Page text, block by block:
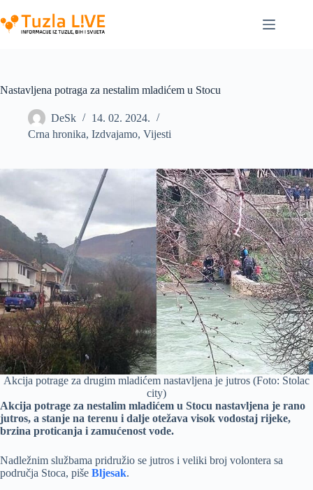
to
content
Nastavljena potraga za nestalim mladićem u Stocu
DeSk
14. 02. 2024.
Crna hronika, Izdvajamo, Vijesti
Akcija potrage za drugim mladićem nastavljena je jutros (Foto: Stolac
city)
Akcija potrage za nestalim mladićem u Stocu nastavljena je rano
jutros, a stanje na terenu i dalje otežava visok vodostaj rijeke,
brzina proticanja i zamućenost vode.
Nadležnim službama pridružio se jutros i veliki broj volontera sa
područja Stoca, piše Bljesak.